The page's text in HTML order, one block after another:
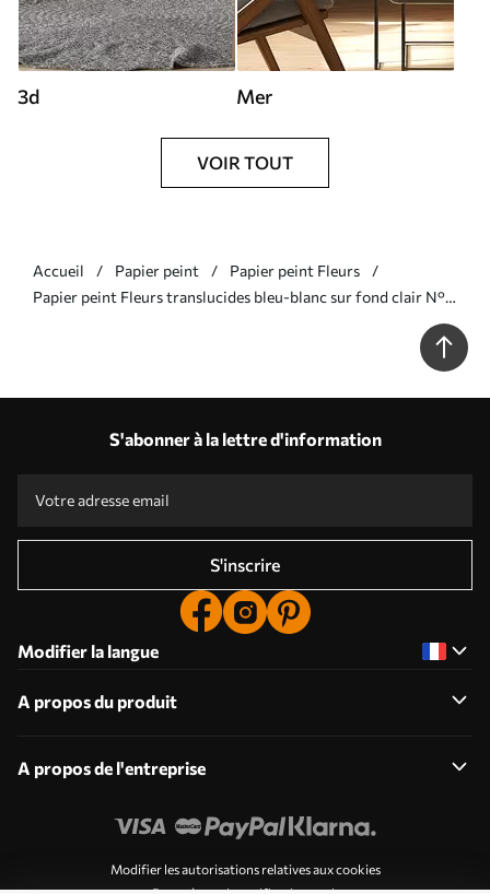
3d Mer
VOIR TOUT
Accueil Papier peint
Papier peint Fleurs
Papier peint Fleurs translucides bleu-blanc sur fond clair N°
S'abonner à la lettre d'information
S'inscrire
Modifier la langue
A propos du produit
A propos de l'entreprise
Modifier les autorisations relatives aux cookies